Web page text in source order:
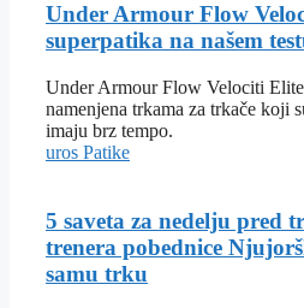
Under Armour Flow
superpatika na našem
Under Armour Flow Velociti Elite
namenjena trkama za trkače koji
imaju brz tempo.
uros Patike
5 saveta za nedelju pred
trenera pobednice
samu trku